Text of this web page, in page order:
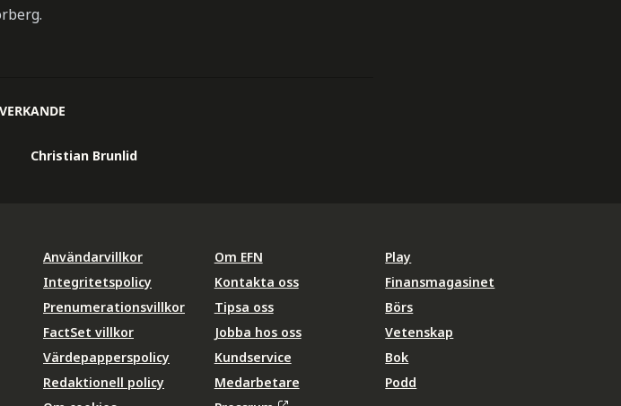
Christian Brunlid
Användarvillkor
Integritetspolicy
Prenumerationsvillkor
FactSet villkor
Värdepapperspolicy
Redaktionell policy
Om EFN
Kontakta oss
Tipsa oss
Jobba hos oss
Kundservice
Medarbetare
Play
Finansmagasinet
Börs
Vetenskap
Bok
Podd